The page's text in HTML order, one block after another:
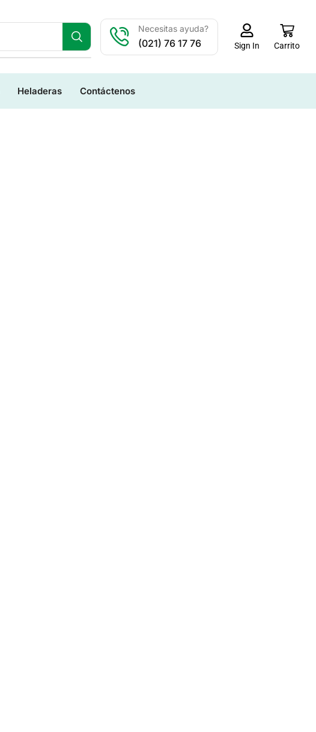
Necesitas ayuda?
(021) 76 17 76 Sign In Carrito
Heladeras Contáctenos